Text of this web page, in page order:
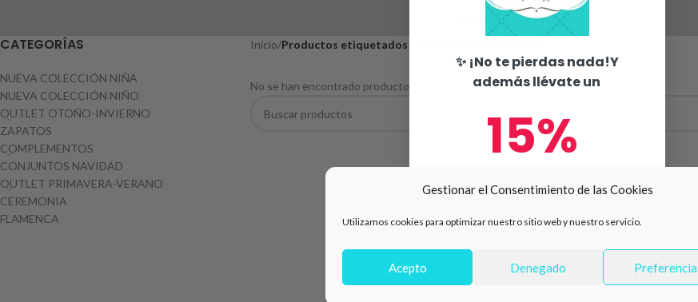
Gestionar el Consentimiento de las Cookies
Utilizamos cookies para optimizar nuestro sitio web y nuestro servicio.
Acepto Denegado
FLAMENCA
CATEGORÍAS
NUEVA COLECCIÓN NIÑA
NUEVA COLECCIÓN NIÑO
OUTLET OTOÑO-INVIERNO
ZAPATOS
COMPLEMENTOS
CONJUNTOS NAVIDAD
OUTLET PRIMAVERA-VERANO
CEREMONIA
FLAMENCA
Inicio/Productos etiquetados “chaleco sin mangas bebé”
No se han encontrado productos que coincidan con tu selección.
✨ ¡No te pierdas nada!Y
además llévate un
15%
de descuento en tu primera